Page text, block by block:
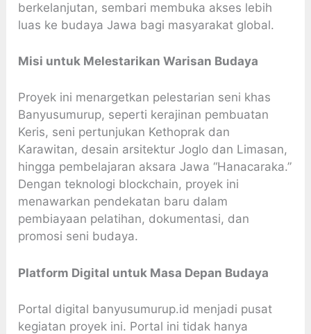
berkelanjutan, sembari membuka akses lebih
luas ke budaya Jawa bagi masyarakat global.
Misi untuk Melestarikan Warisan Budaya
Proyek ini menargetkan pelestarian seni khas
Banyusumurup, seperti kerajinan pembuatan
Keris, seni pertunjukan Kethoprak dan
Karawitan, desain arsitektur Joglo dan Limasan,
hingga pembelajaran aksara Jawa “Hanacaraka.”
Dengan teknologi blockchain, proyek ini
menawarkan pendekatan baru dalam
pembiayaan pelatihan, dokumentasi, dan
promosi seni budaya.
Platform Digital untuk Masa Depan Budaya
Portal digital banyusumurup.id menjadi pusat
kegiatan proyek ini. Portal ini tidak hanya